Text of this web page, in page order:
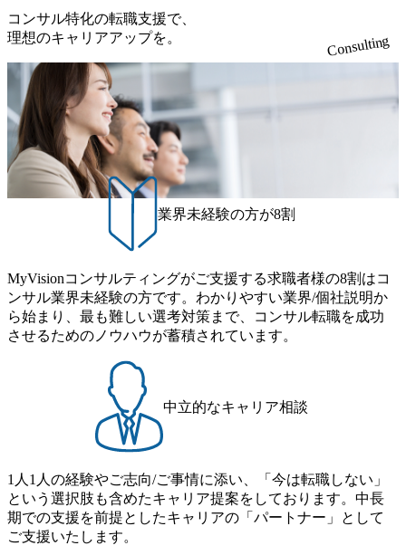
ミュニケーション能力をお持ちの方 ・最新のトレンド・テ
ーマや事例にキャッチアップし、バイタリティーを持って
向を把握し、クライアントや自社への提案などに積極的に
関わることができる方 ・スケジューリング(優先順位付け含
む)など、ビジネスベーシックスキルが習得できている方
り、クライアントとのリレーションを発展・拡大させるこ
とをミッションとする。自社へ提言の質を常に高く担保す
る責任を担う。 ● 裁量権 弊社は2019年11月に設立され、成
長期といわれるフェーズにあります。 事業・組織を拡大し
ていく時期のため、メンバーや組織がスケールしていく過
程を体感できます。 また、希望者はパートナー以外でも大
手役員の方へのセールスにも参加できる環境です。 自ら案
件を取り、プロジェクト体制を作っていくことも可能で
す。 ● 事業会社機能にも携われる 弊社にはコンサルティン
グ事業以外にもSaaSプロダクト・メディア・地方創生事業
があるため、上記事業に携わることも可能です。コンサル
タントとしての経験を活かしながら自らプロダクト開発や
自社の業務改善ができます。(希望者のみとなります) ● BIG
4・アクセンチュアをはじめとした大手外資系コンサルファ
ーム出身者が多く集まっています ● 平均年齢は35歳で、幅
広い年齢の方が活躍しています ● インダストリー・ソリュ
ーションで区切られていない組織です(ワンプール制) ● 海外
事業拠点をシンガポールに設立し、グローバル案件に対応
するコンサルティング体制を構築しています 東京都中央区
八重洲2-2-1 東京ミッドタウン八重洲 八重洲セントラルタワ
ー8階 受動喫煙対策 : 執務室内禁煙、ビル内喫煙室あり WE
B 書類選考通過後に、GAB試験に合格している方 ● テクノ
ロジーコンサルタント ・4年生大学卒業に限る ・大手総合
サルティング経験5年以上 ● 戦略コンサルタント ・4年生大
学卒業に限る ・以下のいずれかの実務経験を有する方
- MBB及び戦略ファームでのコンサルティング経験2年以
上 - BIG4のStrategy部門におけるコンサルティング経験2
を上回る規模感)、営業利益率も約15％と驚異的な数字とな
っている、売上・従業員数共にこの8年間で4倍近くの成長
を遂げていることから、今後も高い成長が見込まれる 多く
の技術者を抱えており、アビームコンサルティングに続い
て日本国内2番目にSAP認定コンサルタント制度の有資格者
数が多く、特にIT領域に強みを持つ グローバルのポジショ
ンに自由に応募できる社内の転職ツール「キャリアズ・マ
ーケットプレイス」が存在し、本ツールを活用で上司の引
き留めを受けずに移動が可能である（異動者は年間約1,000
名） 残業時間や有休取得率など約10項目を数値化すること
で、実行前後で離職率を半減させることに成功した 18時以
降の会議を原則禁止としているほか、在宅勤務制度の全社
展開、ハラスメント抑止に向けた研修の拡充、社外窓口設
置など徹底的な仕組み化を推進する 育休取得率は男性6
5%、女性100%と全国平均を上回る実績を持ち、女性の管理
職率も21.8%（2023年12月時点）とフレキシブルな働き方を
提供 2026年8月22日(土) 9:00～19:30頃 ※選考会参加人数に
より変動 2026年8月7日(金) 16:00 参加予定DTE ① MRS-IMS
(旧ITXO-IMS) ② TS&T(旧TS&A) ③ CyberSecurity ④ IES ⑤ I
TS-Fukuoka ⑥ AMS-PRD ⑦ AMS-H&PS オンライン (Teams)
来黒字を維持し、急成長中でありながら安定した事業を展
開し、高い安定性を持つ企業へと成長している 10年後に1兆
円を目指す日本にもなかなかないメガベンチャー。創業か
ら黒字経営。年間130%成長 https://storage.googleapis.com/our-
vision-production.appspot.com/public/images/20251030164405_5c
527843-d227-4df8-b86c-5587f843fdf6_1200x471.webp https://stor
age.googleapis.com/our-vision-production.appspot.com/public/imag
es/20251030164946_dc0888f6-0539-4887-84d7-34c8d8544226_1
200x666.webp 年間100億円規模の投資の元、10以上もの新規
事業を立ち上げているため様々な業界を経験することが可
能 社内転職が活発であり、多様なスキルを1社で身に着ける
ことが可能 事業開発・運用を内包かする「オールインハウ
ス」型の組織体。社内スカウトや社内公募制度を用いて主
体的かつ柔軟なキャリア形成が可能。 https://storage.googleap
165942_70f09968-1b27-43e6-b849-1cd107c4f488_1200x698.web
p ## 働き方／WLB／待遇 内装8億円超のかっこいいオフィ
スがあり、 働き甲斐のあるランキング、新卒注目ランキン
グ受賞歴多数 あえての未上場であり株主からの圧力がない
的な成長を若手に任せられる環境 対面でのコミュニケーシ
ョンメリットを重視するため出社勤務。1日の労働時間平均
9.2時間、有休消化率81%(2024年度の年間データ、エンジニ
ア組織） 2026年8月22日(土) 10:00～最長16:00 2026年8月10
日(月) 16:00 ※応募者が定員を上回る場合は、厳正なる審査
の上参加者を決定させていただきます。ご了承ください。
● 当日の流れ 受付 → 会社説明会 → 面接(会社説明会終了
後、随時ご案内) ※全てリモートにて実施します。 ※参加
される方に個別に当日の面接案内をお送りいたします。 ※
通常の選考フローと異なり、事前に適性検査をご受検いた
コンサル特化の転職支援で、
理想のキャリアアップを。
Consulting
業界未経験の方が8割
MyVisionコンサルティングがご支援する求職者様の8割はコ
ンサル業界未経験の方です。わかりやすい業界/個社説明か
ら始まり、最も難しい選考対策まで、コンサル転職を成功
させるためのノウハウが蓄積されています。
中立的なキャリア相談
1人1人の経験やご志向/ご事情に添い、「今は転職しない」
という選択肢も含めたキャリア提案をしております。中長
期での支援を前提としたキャリアの「パートナー」として
ご支援いたします。